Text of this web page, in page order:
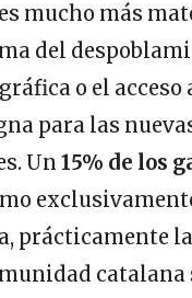
mucho más
del
o el acceso
para las
Un 15% de los
prácticamente
catalana